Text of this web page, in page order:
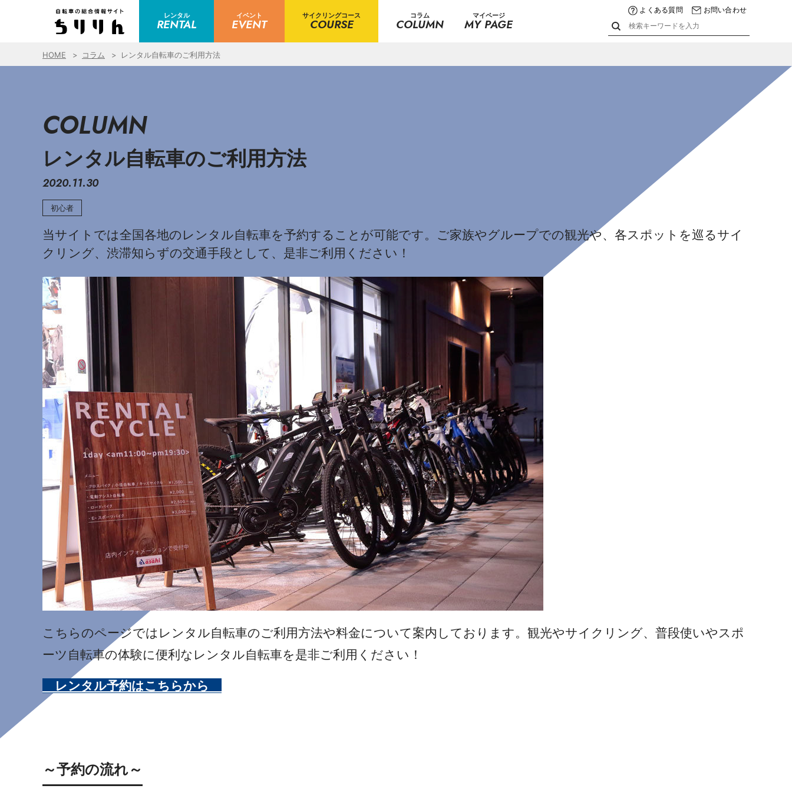
レンタル
RENTAL
イベント
EVENT
サイクリングコース
COURSE
コラム
COLUMN
マイページ
MY PAGE
よくある質問 お問い合わせ
HOME コラム レンタル自転車のご利用方法
COLUMN
レンタル自転車のご利用方法
2020.11.30
初心者
当サイトでは全国各地のレンタル自転車を予約することが可能です。ご家族やグループでの観光や、各スポットを巡るサイ
クリング、渋滞知らずの交通手段として、是非ご利用ください！
こちらのページではレンタル自転車のご利用方法や料金について案内しております。観光やサイクリング、普段使いやスポ
ーツ自転車の体験に便利なレンタル自転車を是非ご利用ください！
レンタル予約はこちらから
～予約の流れ～